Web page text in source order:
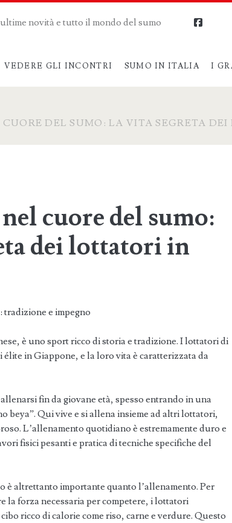
novità e tutto il mondo del sumo
VEDERE GLI INCONTRI SUMO IN ITALIA I
DEL SUMO: LA VITA SEGRETA
cuore del sumo:
dei lottatori in
e impegno
è uno sport ricco di storia e tradizione. I lottatori di
in Giappone, e la loro vita è caratterizzata da
fin da giovane età, spesso entrando in una
beya”. Qui vive e si allena insieme ad altri lottatori,
L’allenamento quotidiano è estremamente duro e
fisici pesanti e pratica di tecniche specifiche del
è altrettanto importante quanto l’allenamento. Per
la forza necessaria per competere, i lottatori
ricco di calorie come riso, carne e verdure. Questo